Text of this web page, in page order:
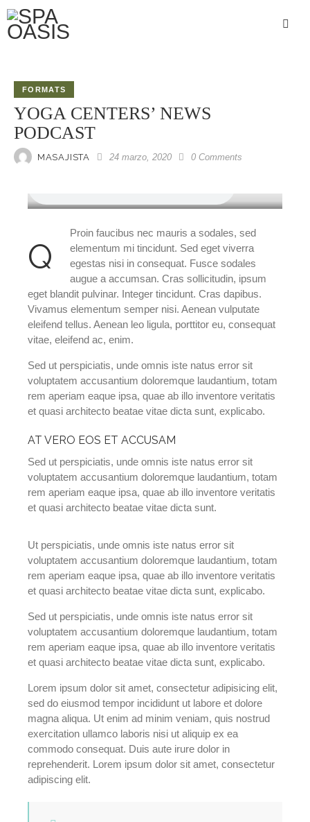
FORMATS
YOGA CENTERS’ NEWS
PODCAST
MASAJISTA 24 marzo, 2020 0 Comments
q
Proin faucibus nec mauris a sodales, sed
elementum mi tincidunt. Sed eget viverra
egestas nisi in consequat. Fusce sodales
augue a accumsan. Cras sollicitudin, ipsum
eget blandit pulvinar. Integer tincidunt. Cras dapibus.
Vivamus elementum semper nisi. Aenean vulputate
eleifend tellus. Aenean leo ligula, porttitor eu, consequat
vitae, eleifend ac, enim.
Sed ut perspiciatis, unde omnis iste natus error sit
voluptatem accusantium doloremque laudantium, totam
rem aperiam eaque ipsa, quae ab illo inventore veritatis
et quasi architecto beatae vitae dicta sunt, explicabo.
AT VERO EOS ET ACCUSAM
Sed ut perspiciatis, unde omnis iste natus error sit
voluptatem accusantium doloremque laudantium, totam
rem aperiam eaque ipsa, quae ab illo inventore veritatis
et quasi architecto beatae vitae dicta sunt.
Ut perspiciatis, unde omnis iste natus error sit
voluptatem accusantium doloremque laudantium, totam
rem aperiam eaque ipsa, quae ab illo inventore veritatis
et quasi architecto beatae vitae dicta sunt, explicabo.
Sed ut perspiciatis, unde omnis iste natus error sit
voluptatem accusantium doloremque laudantium, totam
rem aperiam eaque ipsa, quae ab illo inventore veritatis
et quasi architecto beatae vitae dicta sunt, explicabo.
Lorem ipsum dolor sit amet, consectetur adipisicing elit,
sed do eiusmod tempor incididunt ut labore et dolore
magna aliqua. Ut enim ad minim veniam, quis nostrud
exercitation ullamco laboris nisi ut aliquip ex ea
commodo consequat. Duis aute irure dolor in
reprehenderit. Lorem ipsum dolor sit amet, consectetur
adipiscing elit.